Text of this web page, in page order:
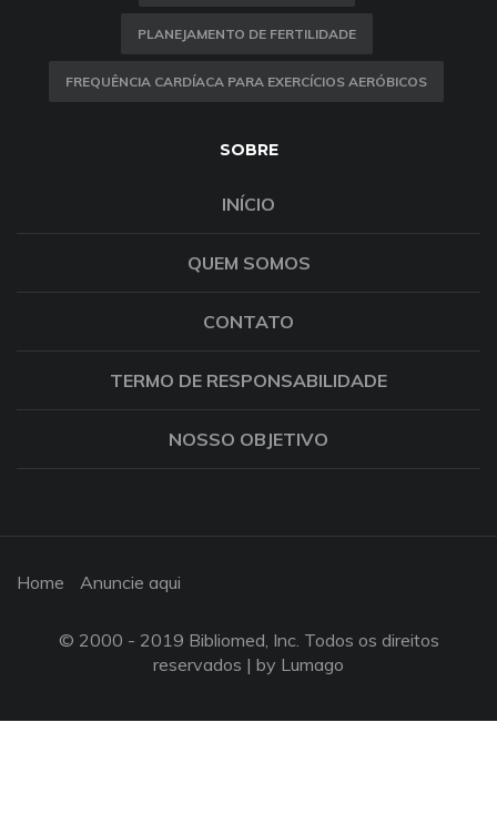
PLANEJAMENTO DE FERTILIDADE
FREQUÊNCIA CARDÍACA PARA EXERCÍCIOS AERÓBICOS
SOBRE
INÍCIO
QUEM SOMOS
CONTATO
TERMO DE RESPONSABILIDADE
NOSSO OBJETIVO
Home Anuncie aqui
© 2000 - 2019 Bibliomed, Inc. Todos os direitos
reservados | by Lumago